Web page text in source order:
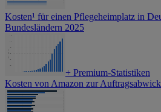
Kosten¹ für einen Pflegeheimplatz in
Bundesländern 2025
+ Premium-Statistiken
Kosten von Amazon zur